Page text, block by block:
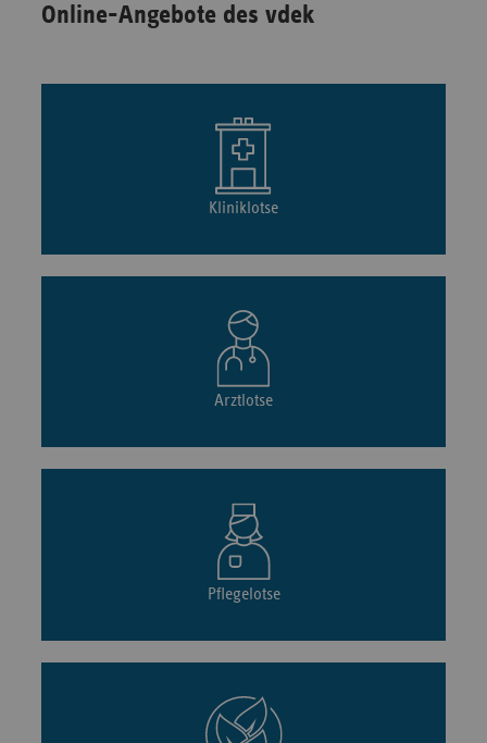
Online-Angebote des vdek
Kliniklotse
Arztlotse
Pflegelotse